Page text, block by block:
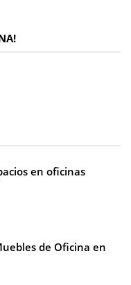
en oficinas
de Oficina en